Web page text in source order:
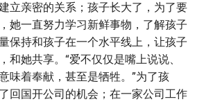
立亲密的关系；孩子长大了，为了要
她一直努力学习新鲜事物，了解孩子
保持和孩子在一个水平线上，让孩子
和她共享。“爱不仅仅是嘴上说说、
味着奉献，甚至是牺牲。”为了孩
回国开公司的机会；在一家公司工作